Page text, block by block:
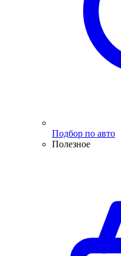
Подбор по авто
Полезное